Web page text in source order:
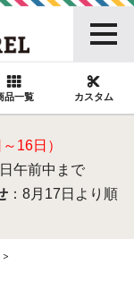
品一覧 カスタム
16日）
午前中まで
：8月17日より順